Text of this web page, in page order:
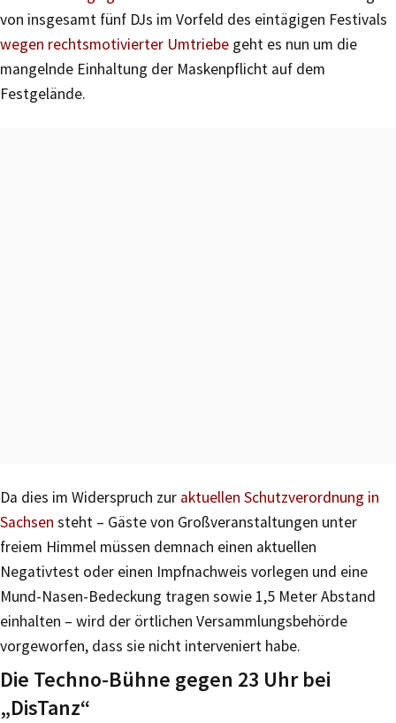
von insgesamt fünf DJs im Vorfeld des eintägigen Festivals
wegen rechtsmotivierter Umtriebe geht es nun um die
mangelnde Einhaltung der Maskenpflicht auf dem
Festgelände.
Da dies im Widerspruch zur aktuellen Schutzverordnung in
Sachsen steht – Gäste von Großveranstaltungen unter
freiem Himmel müssen demnach einen aktuellen
Negativtest oder einen Impfnachweis vorlegen und eine
Mund-Nasen-Bedeckung tragen sowie 1,5 Meter Abstand
einhalten – wird der örtlichen Versammlungsbehörde
vorgeworfen, dass sie nicht interveniert habe.
Die Techno-Bühne gegen 23 Uhr bei
„DisTanz“